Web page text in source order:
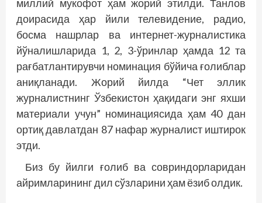
миллий мукофот ҳам жорий этилди. Танлов
доирасида ҳар йили телевидение, радио,
босма нашрлар ва интернет-журналистика
йўналишларида 1, 2, 3-ўринлар ҳамда 12 та
рағбатлантирувчи номинация бўйича ғолиблар
аниқланади. Жорий йилда “Чет эллик
журналистнинг Ўзбекистон ҳақидаги энг яхши
материали учун” номинациясида ҳам 40 дан
ортиқ давлатдан 87 нафар журналист иштирок
этди.
Биз бу йилги ғолиб ва совриндорларидан
айримларининг дил сўзларини ҳам ёзиб олдик.